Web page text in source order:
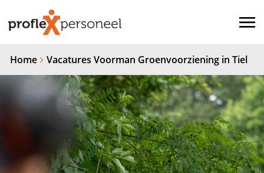
Home Vacatures Voorman Groenvoorziening in Tiel